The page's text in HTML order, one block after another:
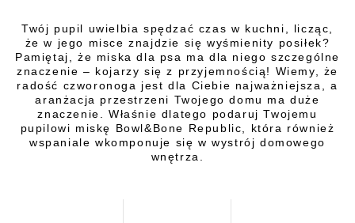
Twój pupil uwielbia spędzać czas w kuchni, licząc,
że w jego misce znajdzie się wyśmienity posiłek?
Pamiętaj, że miska dla psa ma dla niego szczególne
znaczenie – kojarzy się z przyjemnością! Wiemy, że
radość czworonoga jest dla Ciebie najważniejsza, a
aranżacja przestrzeni Twojego domu ma duże
znaczenie. Właśnie dlatego podaruj Twojemu
pupilowi miskę Bowl&Bone Republic, która również
wspaniale wkomponuje się w wystrój domowego
wnętrza.